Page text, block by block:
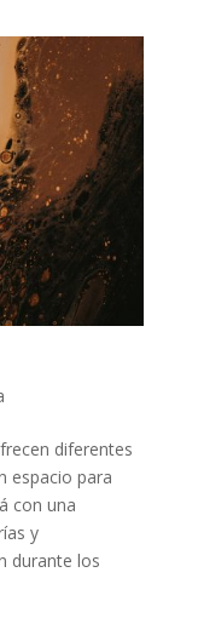
diferentes
espacio para
con una
y
durante los